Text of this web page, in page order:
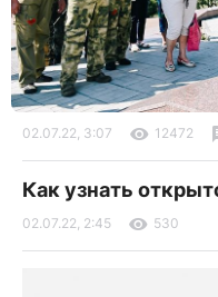
02.07.22, 3:07 12472
Как узнать
02.07.22, 2:45 530